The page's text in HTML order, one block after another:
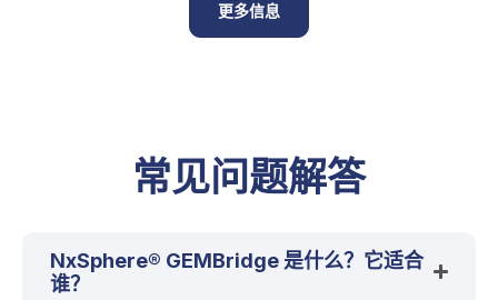
更多信息
常见问题解答
NxSphere® GEMBridge 是什么？它适合
谁？